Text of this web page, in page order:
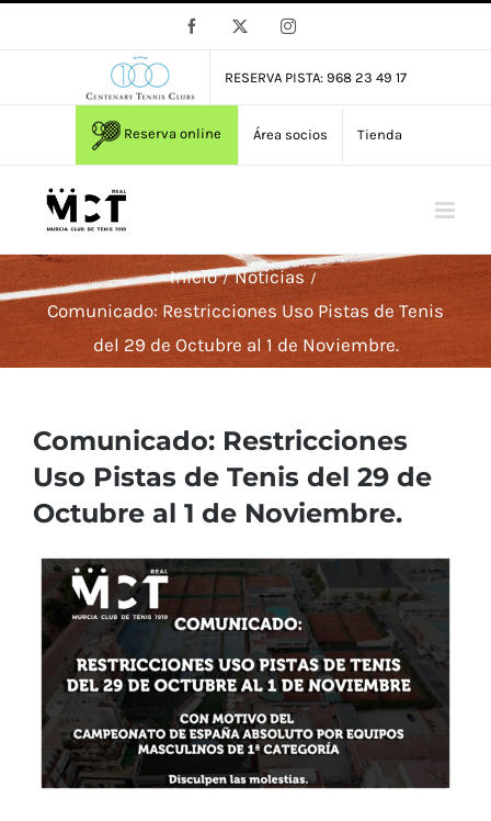
Facebook Instagram
RESERVA PISTA: 968 23 49 17
Reserva online Área socios Tienda
Inicio
Noticias
Comunicado: Restricciones Uso Pistas de Tenis
del 29 de Octubre al 1 de Noviembre.
Comunicado: Restricciones
Uso Pistas de Tenis del 29 de
Octubre al 1 de Noviembre.
Ver
imagen
más
grande